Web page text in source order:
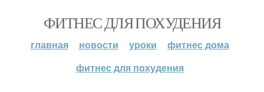
ФИТНЕС ДЛЯ ПОХУДЕНИЯ
главная новости уроки
фитнес дома
фитнес для похудения